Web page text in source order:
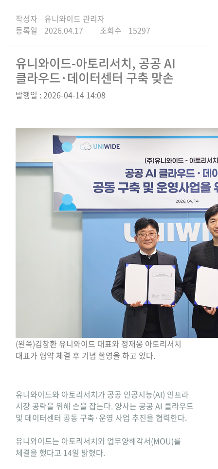
작성자
유니와이드 관리자
등록일
2026.04.17 조회수 15297
유니와이드-아토리서치, 공공 AI
클라우드·데이터센터 구축 맞손
발행일 : 2026-04-14 14:08
(왼쪽)김창환 유니와이드 대표와 정재웅 아토리서치
대표가 협약 체결 후 기념 촬영을 하고 있다.
유니와이드와 아토리서치가 공공 인공지능(AI) 인프라
시장 공략을 위해 손을 잡는다. 양사는 공공 AI 클라우드
및 데이터센터 공동 구축·운영 사업 추진을 협력한다.
유니와이드는 아토리서치와 업무양해각서(MOU)를
체결을 했다고 14일 밝혔다.